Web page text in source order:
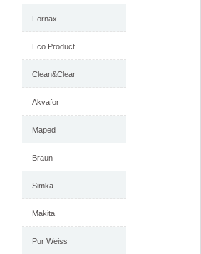
Fornax
Eco Product
Clean&Clear
Akvafor
Maped
Braun
Simka
Makita
Pur Weiss